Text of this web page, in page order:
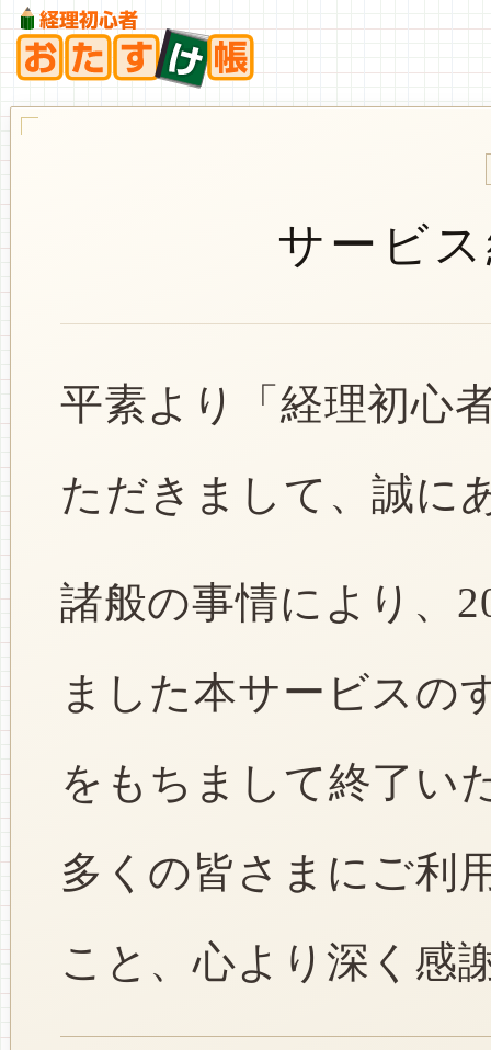
サービ
平素より「経理初心
ただきまして、誠に
諸般の事情により、
ました本サービスの
をもちまして終了い
多くの皆さまにご利
こと、心より深く感